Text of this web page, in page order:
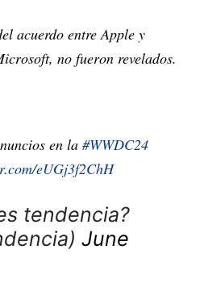
acuerdo entre Apple y
no fueron revelados.
en la #WWDC24
eUGj3f2ChH
tendencia?
June